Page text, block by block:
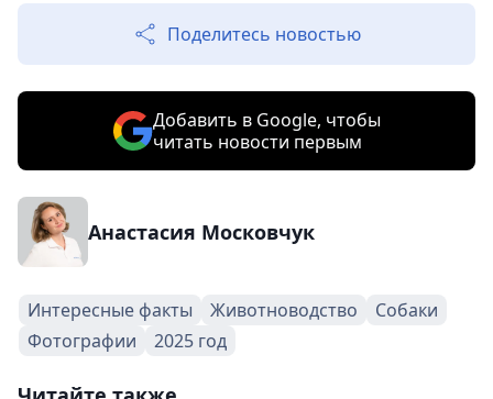
Поделитесь новостью
Добавить в Google, чтобы
читать новости первым
Анастасия Московчук
Интересные факты Животноводство
Собаки
Фотографии
2025 год